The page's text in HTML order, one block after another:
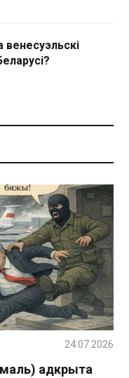
адкрыта
24.07.2026